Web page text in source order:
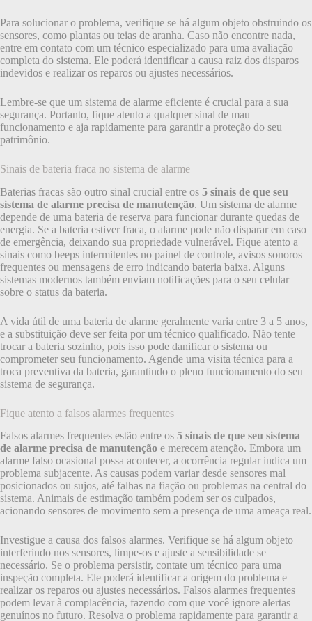
Para solucionar o problema, verifique se há algum objeto obstruindo os
sensores, como plantas ou teias de aranha. Caso não encontre nada,
entre em contato com um técnico especializado para uma avaliação
completa do sistema. Ele poderá identificar a causa raiz dos disparos
indevidos e realizar os reparos ou ajustes necessários.
Lembre-se que um sistema de alarme eficiente é crucial para a sua
segurança. Portanto, fique atento a qualquer sinal de mau
funcionamento e aja rapidamente para garantir a proteção do seu
patrimônio.
Sinais de bateria fraca no sistema de alarme
Baterias fracas são outro sinal crucial entre os 5 sinais de que seu
sistema de alarme precisa de manutenção. Um sistema de alarme
depende de uma bateria de reserva para funcionar durante quedas de
energia. Se a bateria estiver fraca, o alarme pode não disparar em caso
de emergência, deixando sua propriedade vulnerável. Fique atento a
sinais como beeps intermitentes no painel de controle, avisos sonoros
frequentes ou mensagens de erro indicando bateria baixa. Alguns
sistemas modernos também enviam notificações para o seu celular
sobre o status da bateria.
A vida útil de uma bateria de alarme geralmente varia entre 3 a 5 anos,
e a substituição deve ser feita por um técnico qualificado. Não tente
trocar a bateria sozinho, pois isso pode danificar o sistema ou
comprometer seu funcionamento. Agende uma visita técnica para a
troca preventiva da bateria, garantindo o pleno funcionamento do seu
sistema de segurança.
Fique atento a falsos alarmes frequentes
Falsos alarmes frequentes estão entre os 5 sinais de que seu sistema
de alarme precisa de manutenção e merecem atenção. Embora um
alarme falso ocasional possa acontecer, a ocorrência regular indica um
problema subjacente. As causas podem variar desde sensores mal
posicionados ou sujos, até falhas na fiação ou problemas na central do
sistema. Animais de estimação também podem ser os culpados,
acionando sensores de movimento sem a presença de uma ameaça real.
Investigue a causa dos falsos alarmes. Verifique se há algum objeto
interferindo nos sensores, limpe-os e ajuste a sensibilidade se
necessário. Se o problema persistir, contate um técnico para uma
inspeção completa. Ele poderá identificar a origem do problema e
realizar os reparos ou ajustes necessários. Falsos alarmes frequentes
podem levar à complacência, fazendo com que você ignore alertas
genuínos no futuro. Resolva o problema rapidamente para garantir a